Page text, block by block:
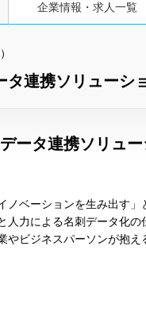
企業情報・求人一覧
タ連携ソリューシ
ータ連携ソリュ
ノベーションを生み出す
人力による名刺データ化
やビジネスパーソンが抱